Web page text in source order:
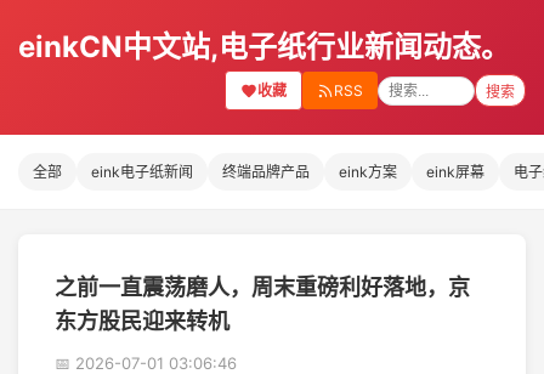
einkCN中文站,电子纸行业新闻动态。
收藏 RSS 搜索
全部 eink电子纸新闻 终端品牌产品 eink方案 eink屏幕 电
之前一直震荡磨人，周末重磅利好落地，京
东方股民迎来转机
📅 2026-07-01 03:06:46